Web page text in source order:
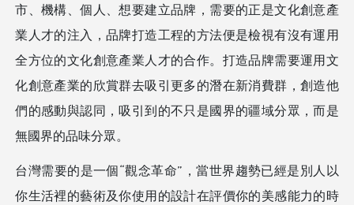
市、機構、個人、想要建立品牌，需要的正是文化創意產
業人才的注入，品牌打造工程的方法便是檢視有沒有運用
全方位的文化創意產業人才的合作。打造品牌需要運用文
化創意產業的欣賞群去吸引更多的潛在新消費群，創造他
們的感動與認同，吸引到的不只是國界的疆域分眾，而是
無國界的品味分眾。
台灣需要的是一個“觀念革命”，當世界趨勢已經是別人以
你生活裡的藝術及你使用的設計在評價你的美感能力的時